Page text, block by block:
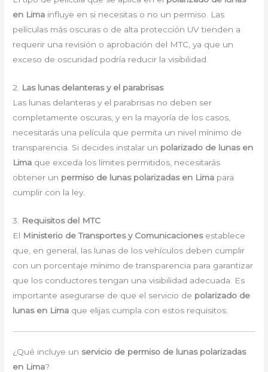
en Lima influye en si necesitas o no un permiso. Las
películas más oscuras o de alta protección UV tienden a
requerir una revisión o aprobación del MTC, ya que un
exceso de oscuridad podría reducir la visibilidad.
2. Las lunas delanteras y el parabrisas
Las lunas delanteras y el parabrisas no deben ser
completamente oscuras, y en la mayoría de los casos,
necesitarás una película que permita un nivel mínimo de
transparencia. Si decides instalar un polarizado de lunas en
Lima que exceda los límites permitidos, necesitarás
obtener un permiso de lunas polarizadas en Lima para
cumplir con la ley.
3.
Requisitos del MTC
El Ministerio de Transportes y Comunicacionesestablece
que, en general, las lunas de los vehículos deben cumplir
con un porcentaje mínimo de transparencia para garantizar
que los conductores tengan una visibilidad adecuada. Es
importante asegurarse de que el servicio de polarizado de
lunas en Lima que elijas cumpla con estos requisitos.
¿Qué incluye un servicio de permiso de lunas polarizadas
en Lima?